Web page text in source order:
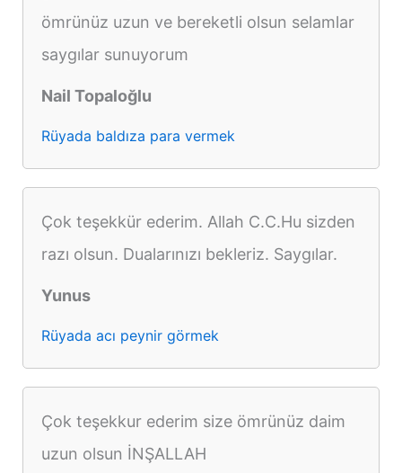
ömrünüz uzun ve bereketli olsun selamlar
saygılar sunuyorum
Nail Topaloğlu
Rüyada baldıza para vermek
Çok teşekkür ederim. Allah C.C.Hu sizden
razı olsun. Dualarınızı bekleriz. Saygılar.
Yunus
Rüyada acı peynir görmek
Çok teşekkur ederim size ömrünüz daim
uzun olsun İNŞALLAH